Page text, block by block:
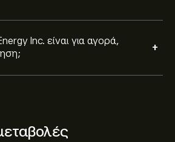
Inc. είναι για αγορά,
+